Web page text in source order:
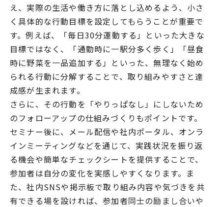
え、実際の生活や働き方に落とし込めるよう、小さ
く具体的な行動目標を設定してもらうことが重要で
す。例えば、「毎日30分運動する」といった大きな
目標ではなく、「通勤時に一駅分多く歩く」「昼食
時に野菜を一品追加する」といった、無理なく始め
られる行動に分解することで、取り組みやすさと達
成感が生まれます。
さらに、その行動を「やりっぱなし」にしないため
のフォローアップの仕組みづくりもポイントです。
セミナー後に、メール配信や社内ポータル、オンラ
インミーティングなどを通じて、実践状況を振り返
る機会や簡単なチェックシートを提供することで、
参加者は自分の変化を実感しやすくなります。ま
た、社内SNSや掲示板で取り組み内容や気づきを共
有できる場を設ければ、参加者同士の励まし合いや